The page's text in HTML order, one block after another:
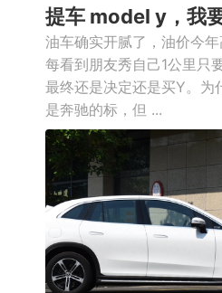
提车 model y，我
油车确实开腻了，油价今
每看到朋友秀自己1公里只
最终还是决定还是买Y。为
是奔驰的标，但 ...